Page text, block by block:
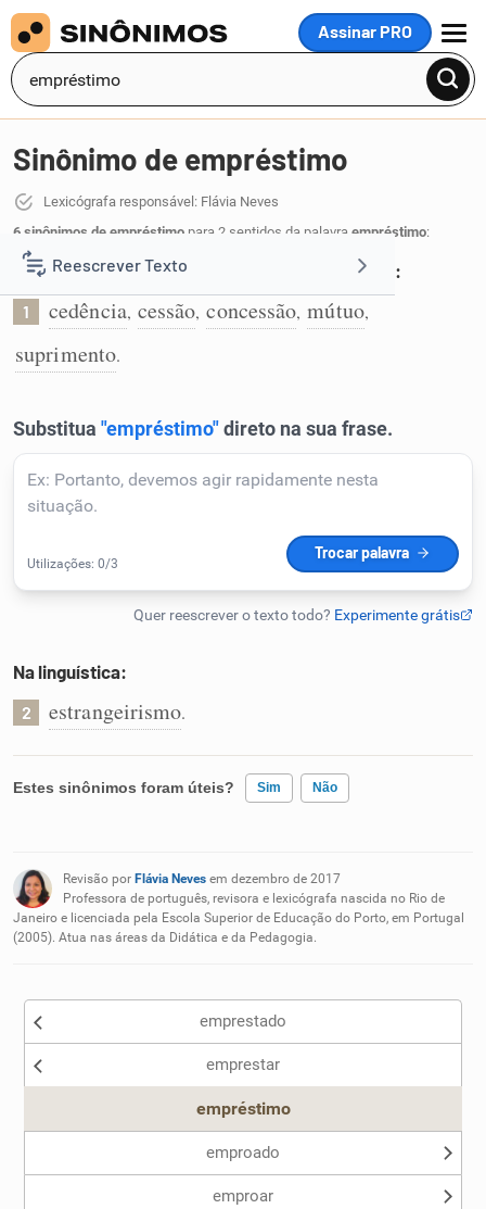
Assinar PRO
MENU
Reescrever Texto
Resumir Texto
Detector de IA
Humanizador de IA
Caça-palavras
Dicionário
Sinônimos
Sinônimo de empréstimo
Lexicógrafa responsável: Flávia Neves
6 sinônimos de empréstimo para 2 sentidos da palavra empréstimo:
Cedência gratuita e temporária de alguma coisa:
1 cedência, cessão, concessão, mútuo,
suprimento.
Na linguística:
2 estrangeirismo.
Estes sinônimos foram úteis? Sim Não
Nenhum dos sinônimos apresentados me ajudou
Outro
Revisão por Flávia Neves em dezembro de 2017
Professora de português, revisora e lexicógrafa nascida no Rio de
Janeiro e licenciada pela Escola Superior de Educação do Porto, em Portugal
(2005). Atua nas áreas da Didática e da Pedagogia.
emprestado
emprestar
empréstimo
emproado
emproar